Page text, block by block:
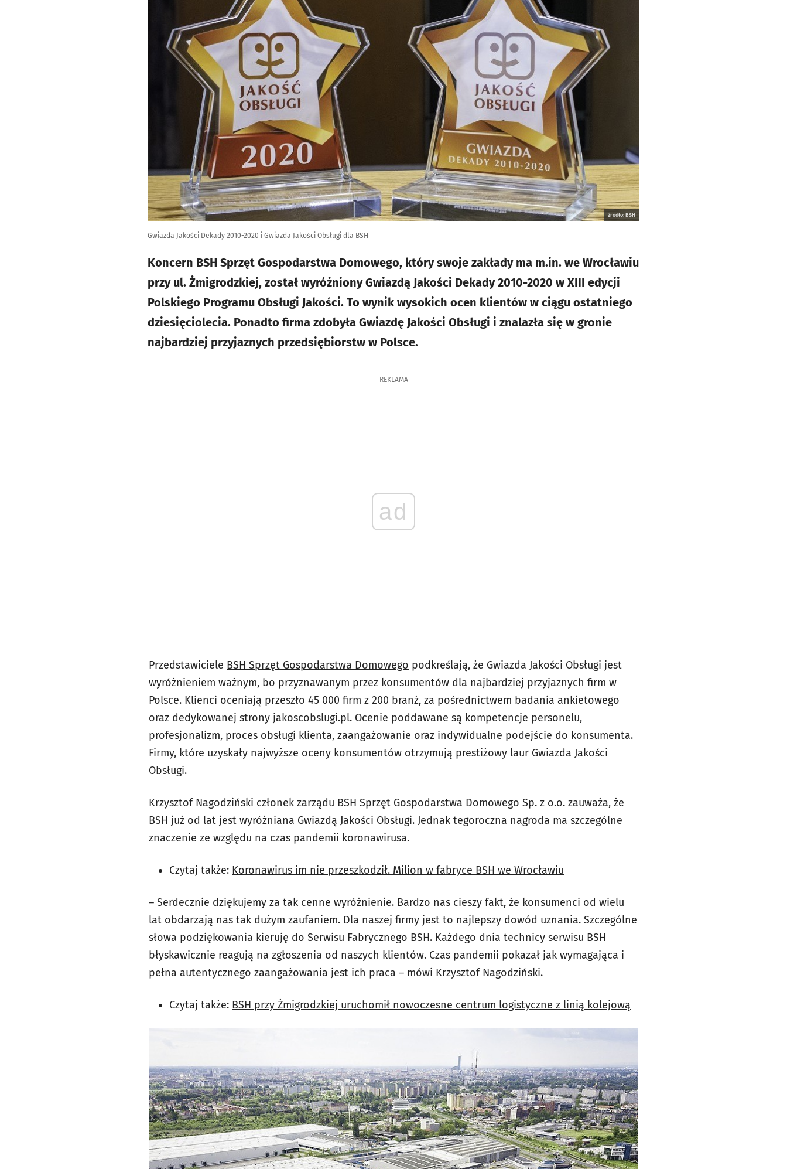
źródło: BSH
Gwiazda Jakości Dekady 2010-2020 i Gwiazda Jakości Obsługi dla BSH
Koncern BSH Sprzęt Gospodarstwa Domowego, który swoje zakłady ma m.in. we Wrocławiu
przy ul. Żmigrodzkiej, został wyróżniony Gwiazdą Jakości Dekady 2010-2020 w XIII edycji
Polskiego Programu Obsługi Jakości. To wynik wysokich ocen klientów w ciągu ostatniego
dziesięciolecia. Ponadto firma zdobyła Gwiazdę Jakości Obsługi i znalazła się w gronie
najbardziej przyjaznych przedsiębiorstw w Polsce.
REKLAMA
ad
Przedstawiciele BSH Sprzęt Gospodarstwa Domowego podkreślają, że Gwiazda Jakości Obsługi jest
wyróżnieniem ważnym, bo przyznawanym przez konsumentów dla najbardziej przyjaznych firm w
Polsce. Klienci oceniają przeszło 45 000 firm z 200 branż, za pośrednictwem badania ankietowego
oraz dedykowanej strony jakoscobslugi.pl. Ocenie poddawane są kompetencje personelu,
profesjonalizm, proces obsługi klienta, zaangażowanie oraz indywidualne podejście do konsumenta.
Firmy, które uzyskały najwyższe oceny konsumentów otrzymują prestiżowy laur Gwiazda Jakości
Obsługi.
Krzysztof Nagodziński członek zarządu BSH Sprzęt Gospodarstwa Domowego Sp. z o.o. zauważa, że
BSH już od lat jest wyróżniana Gwiazdą Jakości Obsługi. Jednak tegoroczna nagroda ma szczególne
znaczenie ze względu na czas pandemii koronawirusa.
Czytaj także: Koronawirus im nie przeszkodził. Milion w fabryce BSH we Wrocławiu
– Serdecznie dziękujemy za tak cenne wyróżnienie. Bardzo nas cieszy fakt, że konsumenci od wielu
lat obdarzają nas tak dużym zaufaniem. Dla naszej firmy jest to najlepszy dowód uznania. Szczególne
słowa podziękowania kieruję do Serwisu Fabrycznego BSH. Każdego dnia technicy serwisu BSH
błyskawicznie reagują na zgłoszenia od naszych klientów. Czas pandemii pokazał jak wymagająca i
pełna autentycznego zaangażowania jest ich praca – mówi Krzysztof Nagodziński.
Czytaj także: BSH przy Żmigrodzkiej uruchomił nowoczesne centrum logistyczne z linią kolejową